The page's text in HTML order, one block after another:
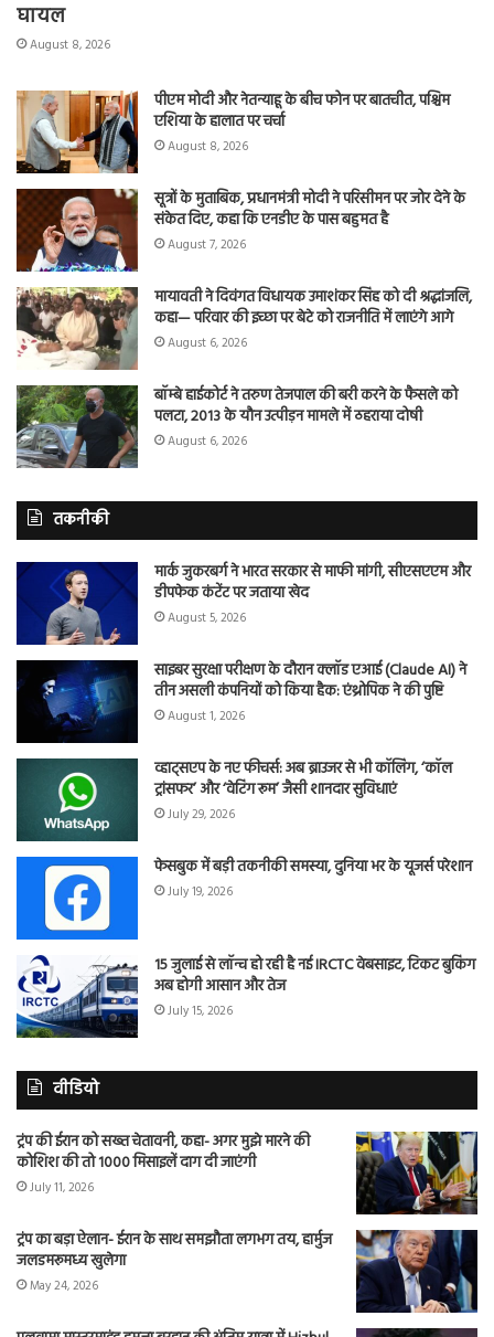
घायल
August 8, 2026
पीएम मोदी और नेतन्याहू के बीच फोन पर बातचीत, पश्चिम
एशिया के हालात पर चर्चा
August 8, 2026
सूत्रों के मुताबिक, प्रधानमंत्री मोदी ने परिसीमन पर जोर देने के
संकेत दिए, कहा कि एनडीए के पास बहुमत है
August 7, 2026
मायावती ने दिवंगत विधायक उमाशंकर सिंह को दी श्रद्धांजलि,
कहा— परिवार की इच्छा पर बेटे को राजनीति में लाएंगे आगे
August 6, 2026
बॉम्बे हाईकोर्ट ने तरुण तेजपाल की बरी करने के फैसले को
पलटा, 2013 के यौन उत्पीड़न मामले में ठहराया दोषी
August 6, 2026
तकनीकी
मार्क जुकरबर्ग ने भारत सरकार से माफी मांगी, सीएसएएम और
डीपफेक कंटेंट पर जताया खेद
August 5, 2026
साइबर सुरक्षा परीक्षण के दौरान क्लॉड एआई (Claude AI) ने
तीन असली कंपनियों को किया हैक: एंथ्रोपिक ने की पुष्टि
August 1, 2026
व्हाट्सएप के नए फीचर्स: अब ब्राउजर से भी कॉलिंग, ‘कॉल
ट्रांसफर’ और ‘वेटिंग रूम’ जैसी शानदार सुविधाएं
July 29, 2026
फेसबुक में बड़ी तकनीकी समस्या, दुनिया भर के यूजर्स परेशान
July 19, 2026
15 जुलाई से लॉन्च हो रही है नई IRCTC वेबसाइट, टिकट बुकिंग
अब होगी आसान और तेज
July 15, 2026
वीडियो
ट्रंप की ईरान को सख्त चेतावनी, कहा- अगर मुझे मारने की
कोशिश की तो 1000 मिसाइलें दाग दी जाएंगी
July 11, 2026
ट्रंप का बड़ा ऐलान- ईरान के साथ समझौता लगभग तय, हार्मुज
जलडमरूमध्य खुलेगा
May 24, 2026